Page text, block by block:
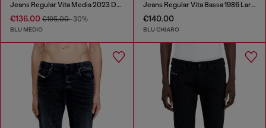
Jeans Regular Vita Media 2023 D-Finitive
€136.00 €195.00-30%
BLU MEDIO
Jeans Regular Vita Bassa 1986 Larkee-Beex
€140.00
BLU CHIARO